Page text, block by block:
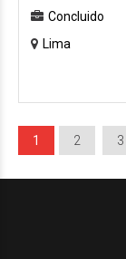
Concluido
Lima
1 2 3